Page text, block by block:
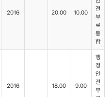
2016 20.00 10.00
전
부
로
통
합
2016 18.00 9.00
행
정
안
전
부